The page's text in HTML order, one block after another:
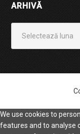
ARHIVĂ
We use cookies to
features and to analyse